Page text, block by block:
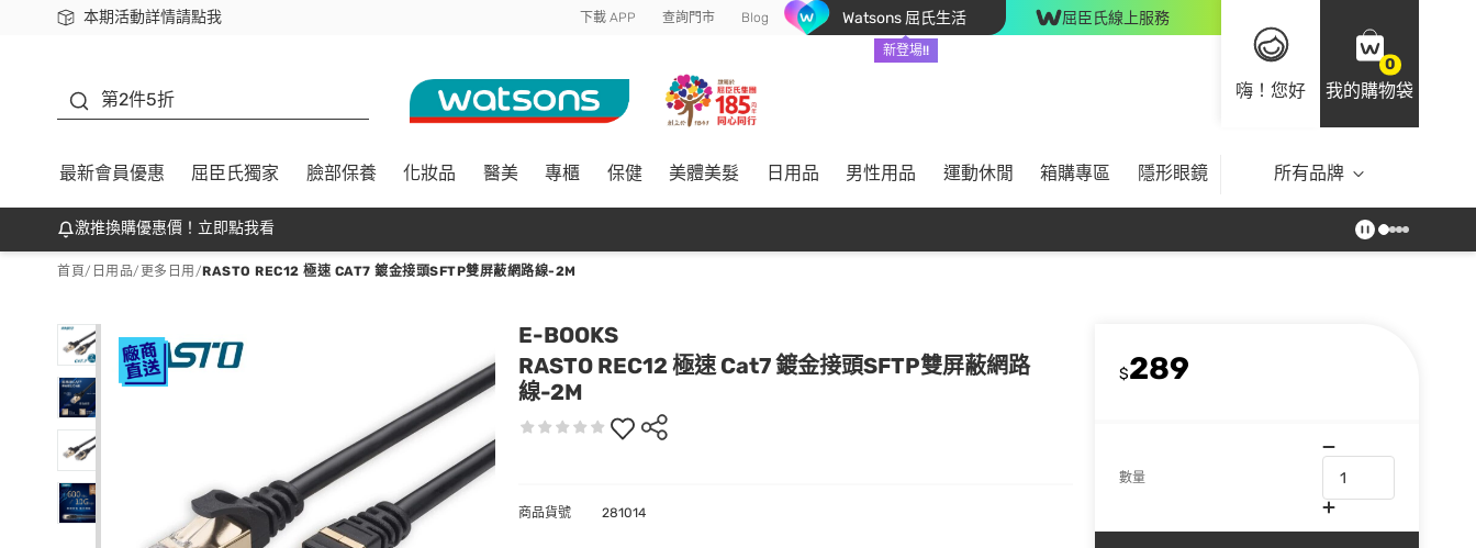
本期活動詳情請點我
下載app最高回饋$350 下載 APP 查詢門市 Blog Watsons 屈氏生活
新登場!!
屈臣氏線上服務
嗨！您好
0
我的購物袋
第2件5折
最新會員優惠 屈臣氏獨家 臉部保養 化妝品 醫美 專櫃 保健 美體美髮 日用品 男性用品 運動休閒 箱購專區 隱形眼鏡 所有品牌
激推換購優惠價！立即點我看
首頁/ 日用品/ 更多日用 /RASTO REC12 極速 CAT7 鍍金接頭SFTP雙屏蔽網路線-2M
E-BOOKS
RASTO REC12 極速 Cat7 鍍金接頭SFTP雙屏蔽網路
線-2M
$289
數量
商品貨號 281014